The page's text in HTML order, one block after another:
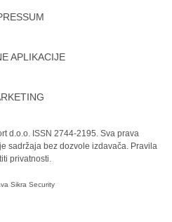
APLIKACIJE
d.o.o. ISSN 2744-2195. Sva prava
sadržaja bez dozvole izdavača. Pravila
privatnosti.
Sikra Security